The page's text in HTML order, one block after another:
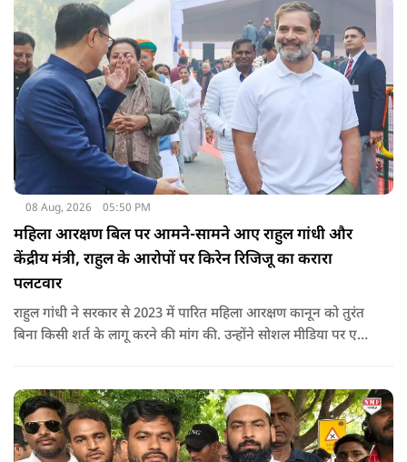
08 Aug, 2026 05:50 PM
महिला आरक्षण बिल पर आमने-सामने आए राहुल गांधी और
केंद्रीय मंत्री, राहुल के आरोपों पर किरेन रिजिजू का करारा
पलटवार
राहुल गांधी ने सरकार से 2023 में पारित महिला आरक्षण कानून को तुरंत
बिना किसी शर्त के लागू करने की मांग की. उन्होंने सोशल मीडिया पर एक